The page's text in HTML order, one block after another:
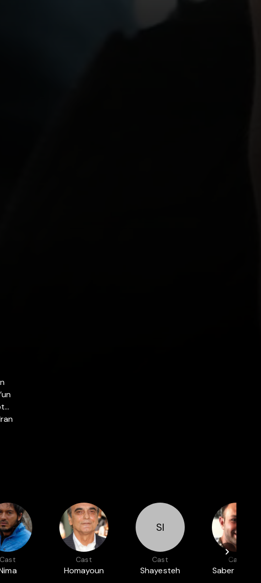
Cast Cast
Homayoun
SI
Cast
Shayesteh
Cast
Saber Abbar